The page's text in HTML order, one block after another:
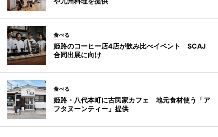
食べる
姫路のコーヒー店4店が飲み比べイベント SCAJ
合同出展に向け
食べる
姫路・八代本町に古民家カフェ 地元食材使う「ア
フタヌーンティー」提供